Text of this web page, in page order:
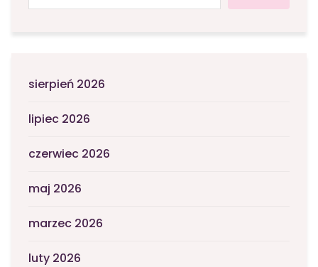
sierpień 2026
lipiec 2026
czerwiec 2026
maj 2026
marzec 2026
luty 2026